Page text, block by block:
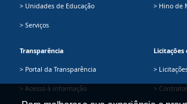
> Unidades de Educação
> Serviços
> Hino de
Transparência
> Portal da Transparência
> Acesso à informação
>
>